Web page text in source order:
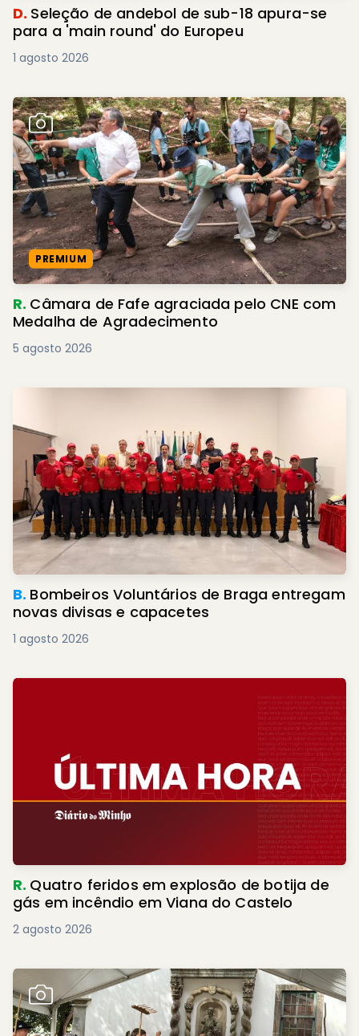
D. Seleção de andebol de sub-18 apura-se
para a 'main round' do Europeu
1 agosto 2026
PREMIUM
R. Câmara de Fafe agraciada pelo CNE com
Medalha de Agradecimento
5 agosto 2026
B. Bombeiros Voluntários de Braga entregam
novas divisas e capacetes
1 agosto 2026
R. Quatro feridos em explosão de botija de
gás em incêndio em Viana do Castelo
2 agosto 2026